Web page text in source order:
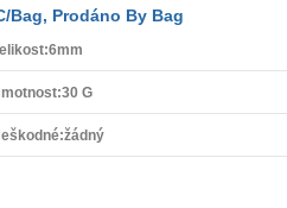
Bag, Prodáno By Bag
6mm
30 G
žádný